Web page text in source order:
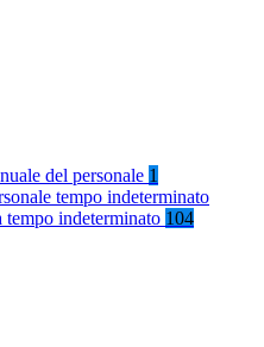
del personale 1
tempo indeterminato
tempo indeterminato 104